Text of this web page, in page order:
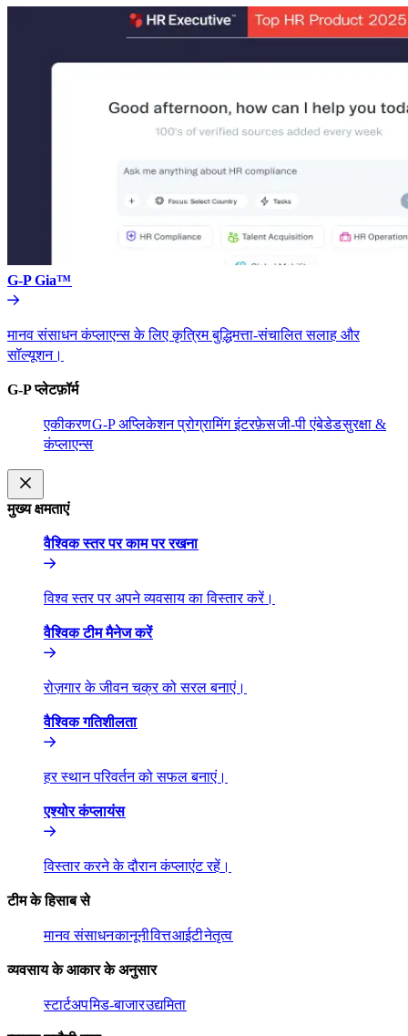
G-P Gia™​​
मानव संसाधन कंप्लाएन्स के लिए कृत्रिम बुद्धिमत्ता-संचालित सलाह और
सॉल्यूशन।​​
G-P प्लेटफ़ॉर्म​​
एकीकरण​​G-P अप्लिकेशन प्रोग्रामिंग इंटरफ़ेस​​जी-पी एंबेडेड​​सुरक्षा &
कंप्लाएन्स​​
मुख्य क्षमताएं​​
वैश्विक स्तर पर काम पर रखना​​
विश्व स्तर पर अपने व्यवसाय का विस्तार करें।​​
वैश्विक टीम मैनेज करें​​
रोज़गार के जीवन चक्र को सरल बनाएं।​​
वैश्विक गतिशीलता​​
हर स्थान परिवर्तन को सफल बनाएं।​​
एश्योर कंप्लायंस​​
विस्तार करने के दौरान कंप्लाएंट रहें।​​
टीम के हिसाब से​​
मानव संसाधन​​कानूनी​​वित्त​​आईटी​​नेतृत्व​​
व्यवसाय के आकार के अनुसार​​
स्टार्टअप​​मिड-बाजार​​उद्यमिता​​